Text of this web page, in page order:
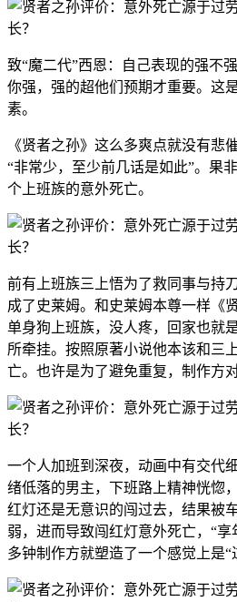
致“魔二代”西恩：自己表现的强不
你强，强的超他们预期才重要。这
素。
《贤者之孙》这么多爽点就没有悲
“非常少，至少前几话是如此”。果
个上班族的意外死亡。
前有上班族三上悟为了救同事与持
成了史莱姆。和史莱姆本尊一样《
单身狗上班族，没人疼，回家也就
所牵挂。按照原著小说他本该和三
亡。也许是为了避免重复，制作方
一个人加班到深夜，动画中有交代
绪低落的男主，下班路上精神恍惚
红灯还是无意识的闯过去，结果被
弱，进而导致闯红灯意外死亡，“
多钟制作方就塑造了一个感觉上是“